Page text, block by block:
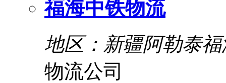
福海中铁物流
地区：新疆阿勒泰福
物流公司